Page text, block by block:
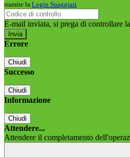
tramite la Login Spaggiari
E-mail inviata, si prega di controllare
Errore
Chiudi
Successo
Chiudi
Informazione
Chiudi
Attendere...
Attendere il completamento